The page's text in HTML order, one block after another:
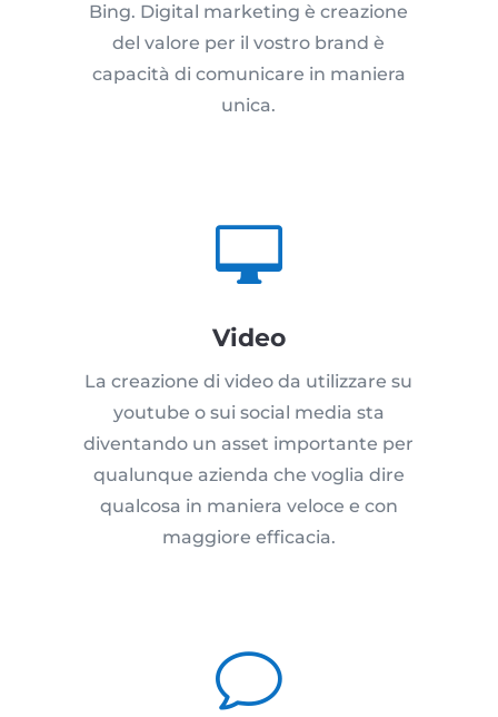
Bing. Digital marketing è creazione
del valore per il vostro brand è
capacità di comunicare in maniera
unica.

Video
La creazione di video da utilizzare su
youtube o sui social media sta
diventando un asset importante per
qualunque azienda che voglia dire
qualcosa in maniera veloce e con
maggiore efficacia.
v